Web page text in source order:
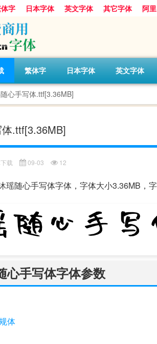
字 日本字体 英文字体 其它字体 阿
繁体字 日本字体 英文字体
心手写体.ttf[3.36MB]
.ttf[3.36MB]
载 09-03 12
瑶随心手写体字体，字体大小3.36MB，
心手写体字体参数
体